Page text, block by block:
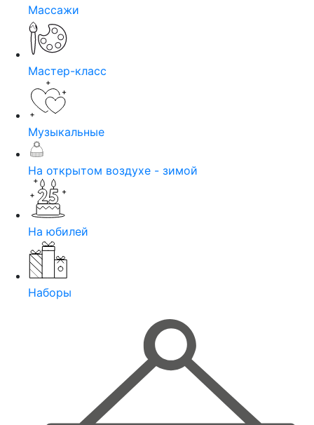
Массажи
Мастер-класс
Музыкальные
На открытом воздухе - зимой
На юбилей
Наборы